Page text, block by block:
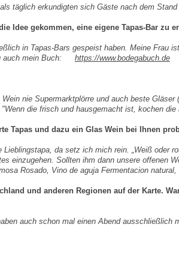
täglich erkundigten sich Gäste nach dem Stand
Idee gekommen, eine eigene Tapas-Bar zu
in Tapas-Bars gespeist haben. Meine Frau
auch mein Buch:
https://www.bodegabuch.de
nie Supermarktplörre und auch beste Gläser
die frisch und hausgemacht ist, kochen
Tapas und dazu ein Glas Wein bei Ihnen
da setz ich mich rein. „Weiß oder
einzugehen. Sollten ihm dann unsere offenen
Rosado, Vino de aguja Fermentacion
und anderen Regionen auf der Karte.
auch schon mal einen Abend ausschließlich